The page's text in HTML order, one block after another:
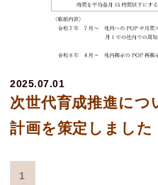
次世代育成推進につ
計画を策定しました
2025.07.01
1